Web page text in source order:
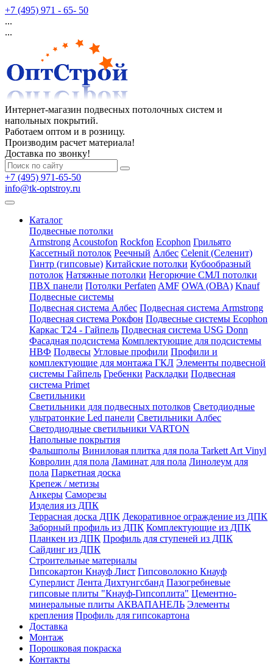
+7 (495) 971 - 65- 50
...
...
Интернет-магазин подвесных потолочных систем и
напольных покрытий.
Работаем оптом и в розницу.
Производим расчет материала!
Доставка по звонку!
+7 (495) 971-65-50
info@tk-optstroy.ru
Каталог
Подвесные потолки
Armstrong Acoustofon Rockfon Ecophon Грильято
Кассетный потолок Реечный Албес Celenit (Селенит)
Гинтр (гипсовые) Китайские потолки Кубообразный
потолок Натяжные потолки Негорючие СМЛ потолки
ПВХ панели Потолки Perfaten AMF OWA (ОВА) Knauf
Подвесные системы
Подвесная система Албес Подвесная система Armstrong
Подвесная система Рокфон Подвесные системы Ecophon
Каркас Т24 - Гайпель Подвесная система USG Donn
Фасадная подсистема Комплектующие для подсистемы
НВФ Подвесы Угловые профили Профили и
комплектующие для монтажа ГКЛ Элементы подвесной
системы Гайпель Гребенки Раскладки Подвесная
система Primet
Светильники
Светильники для подвесных потолков Светодиодные
ультратонкие Led панели Светильники Албес
Светодиодные светильники VARTON
Напольные покрытия
Фальшполы Виниловая плитка для пола Tarkett Art Vinyl
Ковролин для пола Ламинат для пола Линолеум для
пола Паркетная доска
Крепеж / метизы
Анкеры Саморезы
Изделия из ДПК
Террасная доска ДПК Декоративное ограждение из ДПК
Заборный профиль из ДПК Комплектующие из ДПК
Планкен из ДПК Профиль для ступеней из ДПК
Сайдинг из ДПК
Строительные материалы
Гипсокартон Кнауф Лист Гипсоволокно Кнауф
Суперлист Лента Дихтунгсбанд Пазогребневые
гипсовые плиты "Кнауф-Гипсоплита" Цементно-
минеральные плиты АКВАПАНЕЛЬ Элементы
крепления Профиль для гипсокартона
Доставка
Монтаж
Порошковая покраска
Контакты